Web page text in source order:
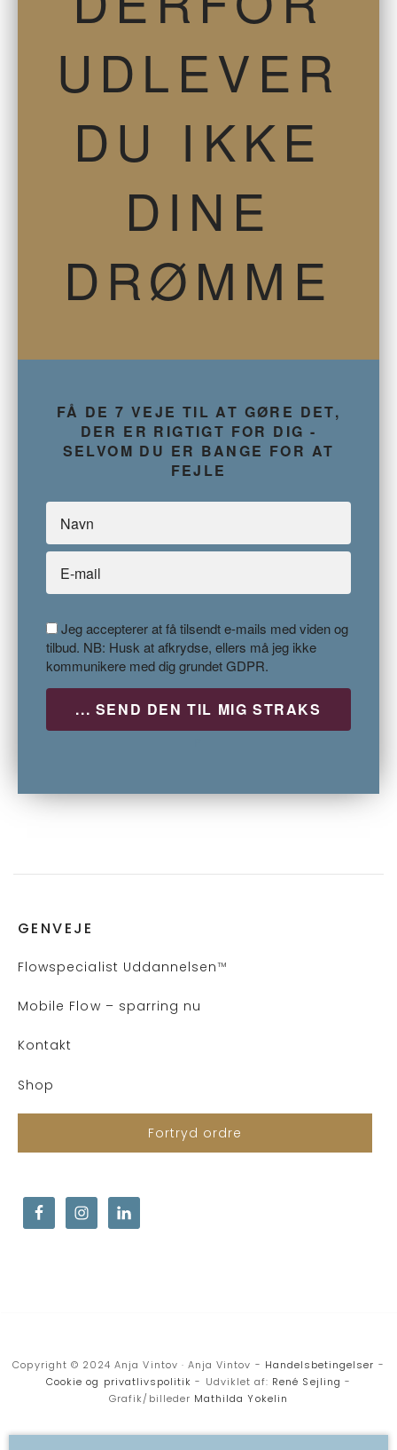
UDLEVER
DU IKKE
DINE
DRØMME
FÅ DE 7 VEJE TIL AT GØRE DET,
DER ER RIGTIGT FOR DIG -
SELVOM DU ER BANGE FOR AT
FEJLE
Jeg accepterer at få tilsendt e-mails med viden og
tilbud. NB: Husk at afkrydse, ellers må jeg ikke
kommunikere med dig grundet GDPR.
GENVEJE
Flowspecialist Uddannelsen™
Mobile Flow – sparring nu
Kontakt
Shop
Fortryd ordre
Copyright © 2024 Anja Vintov · Anja Vintov - Handelsbetingelser -
Cookie og privatlivspolitik - Udviklet af: René Sejling -
Grafik/billeder Mathilda Yokelin